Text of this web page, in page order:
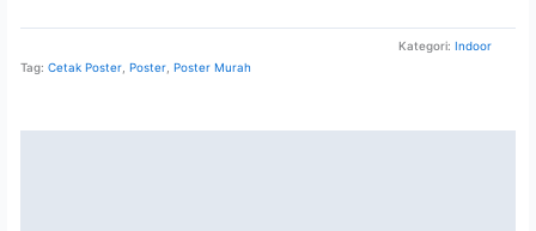
Kategori:Indoor
Tag: Cetak Poster, Poster, Poster Murah